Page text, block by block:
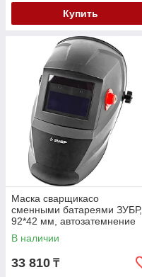
Купить
Маска сварщикасо
сменными батареями ЗУБР,
92*42 мм, автозатемнение
(11070)
В наличии
33 810 ₸